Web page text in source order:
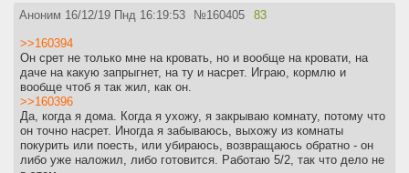
Аноним 16/12/19 Пнд 16:19:53 №160405 83
>>160394
Он срет не только мне на кровать, но и вообще на кровати, на
даче на какую запрыгнет, на ту и насрет. Играю, кормлю и
вообще чтоб я так жил, как он.
>>160396
Да, когда я дома. Когда я ухожу, я закрываю комнату, потому что
он точно насрет. Иногда я забываюсь, выхожу из комнаты
покурить или поесть, или убираюсь, возвращаюсь обратно - он
либо уже наложил, либо готовится. Работаю 5/2, так что дело не